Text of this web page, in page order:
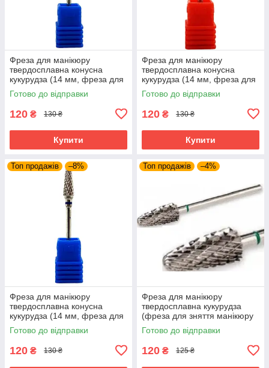
Фреза для манікюру
твердосплавна конусна
кукурудза (14 мм, фреза для
зняття гель лаку, манікюрна
фреза)
Готово до відправки
120 ₴ 130 ₴
Купити
Фреза для манікюру
твердосплавна конусна
кукурудза (14 мм, фреза для
зняття гель лаку, манікюрна
фреза)
Готово до відправки
120 ₴ 130 ₴
Купити
Топ продажів –8%
Фреза для манікюру
твердосплавна конусна
кукурудза (14 мм, фреза для
зняття гель лаку, манікюрна
фреза)
Готово до відправки
120 ₴ 130 ₴
Топ продажів –4%
Фреза для манікюру
твердосплавна кукурудза
(фреза для зняття манікюру
та гель лаку, фреза кукурудза
манікюрна)
Готово до відправки
120 ₴ 125 ₴